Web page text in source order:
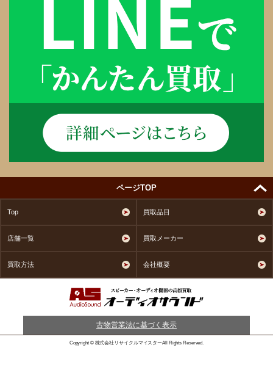
ページTOP
Top 買取品目
店舗一覧 買取メーカー
買取方法 会社概要
古物営業法に基づく表示
Copyright © 株式会社リサイクルマイスターAll Rights Reserved.